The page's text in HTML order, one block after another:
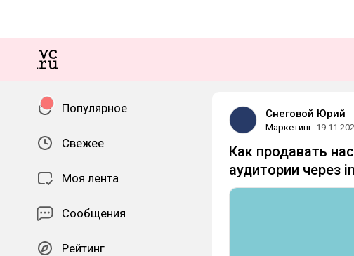
Популярное
Свежее
Моя лента
Сообщения
Рейтинг
Снеговой Юрий
Маркетинг
Как продавать
аудитории через